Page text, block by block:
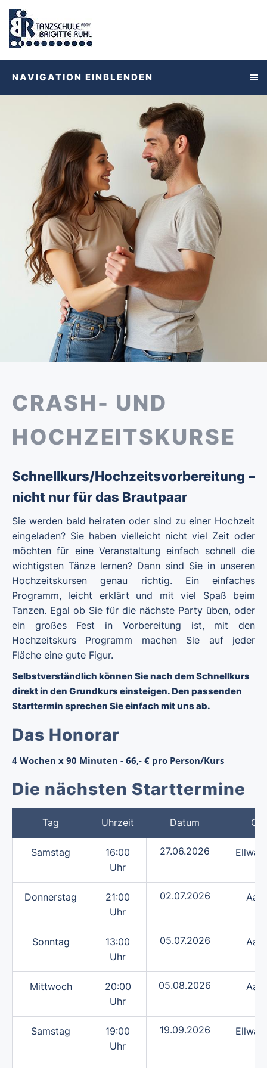
NAVIGATION EINBLENDEN
CRASH- UND
HOCHZEITSKURSE
Schnellkurs/Hochzeitsvorbereitung –
nicht nur für das Brautpaar
Sie werden bald heiraten oder sind zu einer Hochzeit
eingeladen? Sie haben vielleicht nicht viel Zeit oder
möchten für eine Veranstaltung einfach schnell die
wichtigsten Tänze lernen? Dann sind Sie in unseren
Hochzeitskursen genau richtig. Ein einfaches
Programm, leicht erklärt und mit viel Spaß beim
Tanzen. Egal ob Sie für die nächste Party üben, oder
ein großes Fest in Vorbereitung ist, mit den
Hochzeitskurs Programm machen Sie auf jeder
Fläche eine gute Figur.
Selbstverständlich können Sie nach dem Schnellkurs
direkt in den Grundkurs einsteigen. Den passenden
Starttermin sprechen Sie einfach mit uns ab.
Das Honorar
4 Wochen x 90 Minuten - 66,- € pro Person/Kurs
Die nächsten Starttermine
Tag Uhrzeit Datum Ort
Samstag
16:00
Uhr
27.06.2026
Donnerstag
21:00
Uhr
02.07.2026
Sonntag
13:00
Uhr
05.07.2026
Mittwoch
20:00
Uhr
05.08.2026
Samstag
19:00
Uhr
19.09.2026